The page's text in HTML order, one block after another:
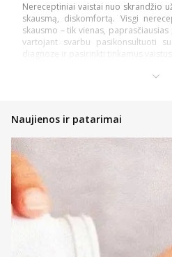
Nereceptiniai vaistai nuo skrandžio
skausmą, diskomfortą. Visgi
skausmo – tik vienas,
vartojant svarbu pasikonsultuoti
diagnozę ir pasirinkti tinkamus vaistus.
Vaistai nuo
Internetinėje vaistinėje galite rasti
bei skrandžio uždegimui.
puslapį, kuriame nurodoma
ypatumai. Asortimente yra: ACTAVIS,
kitų gamintojų vaistai nuo skrandžio
Jeigu nusprendėte pirkti,
atsiskaitymo metodą. Be to, kilus
patarimo, kokie vaistai nuo
vaikams ar suaugusiems, kreipkitės
klausimus, rekomenduos
Naujienos ir patarimai